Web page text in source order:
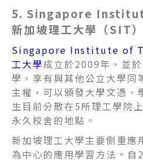
5. Singapore
新加坡理工大學（SIT）
Singapore Institute of
工大學成立於2009年，並
學，享有與其他公立大學同
主權，可以頒發大學文憑、
生目前分散在5所理工學院
永久校舍的地點。
新加坡理工大學主要側重應
為中心的應用學習方法。